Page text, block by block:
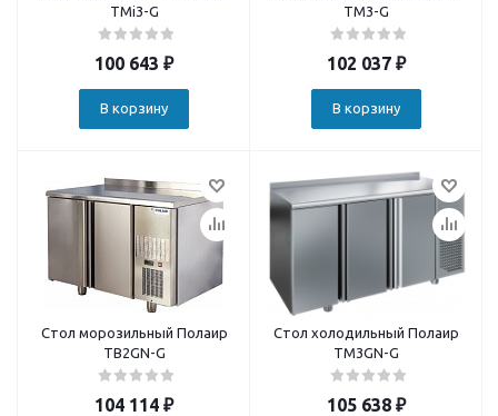
TMi3-G
100 643 ₽
В корзину
TM3-G
102 037 ₽
В корзину
Стол морозильный Полаир
TB2GN-G
104 114 ₽
Стол холодильный Полаир
TM3GN-G
105 638 ₽